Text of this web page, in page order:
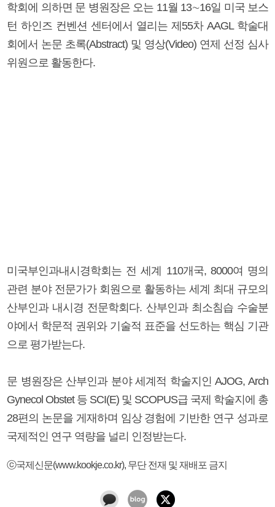
학회에 의하면 문 병원장은 오는 11월 13∼16일 미국 보스
턴 하인즈 컨벤션 센터에서 열리는 제55차 AAGL 학술대
회에서 논문 초록(Abstract) 및 영상(Video) 연제 선정 심사
위원으로 활동한다.
미국부인과내시경학회는 전 세계 110개국, 8000여 명의
관련 분야 전문가가 회원으로 활동하는 세계 최대 규모의
산부인과 내시경 전문학회다. 산부인과 최소침습 수술분
야에서 학문적 권위와 기술적 표준을 선도하는 핵심 기관
으로 평가받는다.
문 병원장은 산부인과 분야 세계적 학술지인 AJOG, Arch
Gynecol Obstet 등 SCI(E) 및 SCOPUS급 국제 학술지에 총
28편의 논문을 게재하며 임상 경험에 기반한 연구 성과로
국제적인 연구 역량을 널리 인정받는다.
ⓒ국제신문(www.kookje.co.kr), 무단 전재 및 재배포 금지